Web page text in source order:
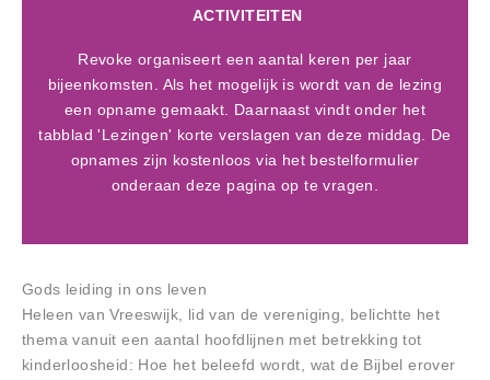
ACTIVITEITEN
Revoke organiseert een aantal keren per jaar
bijeenkomsten. Als het mogelijk is wordt van de lezing
een opname gemaakt. Daarnaast vindt onder het
tabblad 'Lezingen' korte verslagen van deze middag. De
opnames zijn kostenloos via het bestelformulier
onderaan deze pagina op te vragen.
Gods leiding in ons leven
Heleen van Vreeswijk, lid van de vereniging, belichtte het
thema vanuit een aantal hoofdlijnen met betrekking tot
kinderloosheid: Hoe het beleefd wordt, wat de Bijbel erover